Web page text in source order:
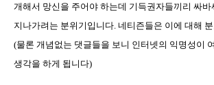
개해서 망신을 주어야 하는데 기득권자들끼리 싸바
지나가려는 분위기입니다 네티즌들은 이에 대해
(물론 개념없는 댓글들을 보니 인터넷의 익명성이
생각을 하게 됩니다)